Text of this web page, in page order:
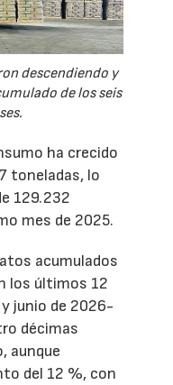
descendiendo y
de los seis
ha crecido
toneladas, lo
129.232
mes de 2025.
acumulados
los últimos 12
junio de 2026-
décimas
aunque
del 12 %, con